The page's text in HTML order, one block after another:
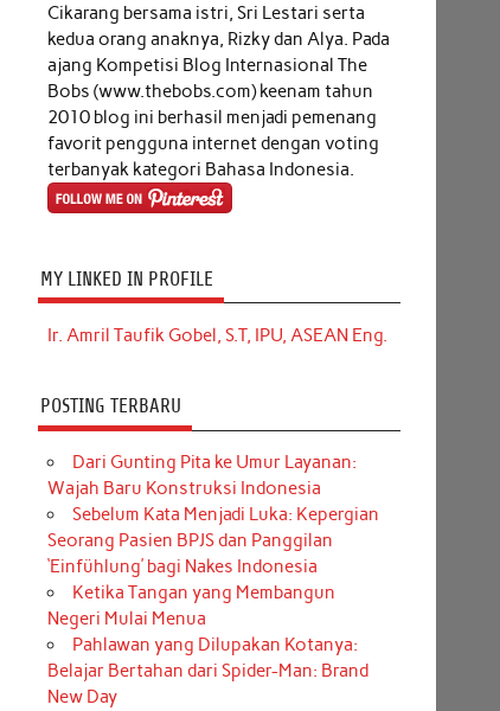
Cikarang bersama istri, Sri Lestari serta
kedua orang anaknya, Rizky dan Alya. Pada
ajang Kompetisi Blog Internasional The
Bobs (www.thebobs.com) keenam tahun
2010 blog ini berhasil menjadi pemenang
favorit pengguna internet dengan voting
terbanyak kategori Bahasa Indonesia.
MY LINKED IN PROFILE
Ir. Amril Taufik Gobel, S.T, IPU, ASEAN Eng.
POSTING TERBARU
Dari Gunting Pita ke Umur Layanan:
Wajah Baru Konstruksi Indonesia
Sebelum Kata Menjadi Luka: Kepergian
Seorang Pasien BPJS dan Panggilan
‘Einfühlung’ bagi Nakes Indonesia
Ketika Tangan yang Membangun
Negeri Mulai Menua
Pahlawan yang Dilupakan Kotanya:
Belajar Bertahan dari Spider-Man: Brand
New Day